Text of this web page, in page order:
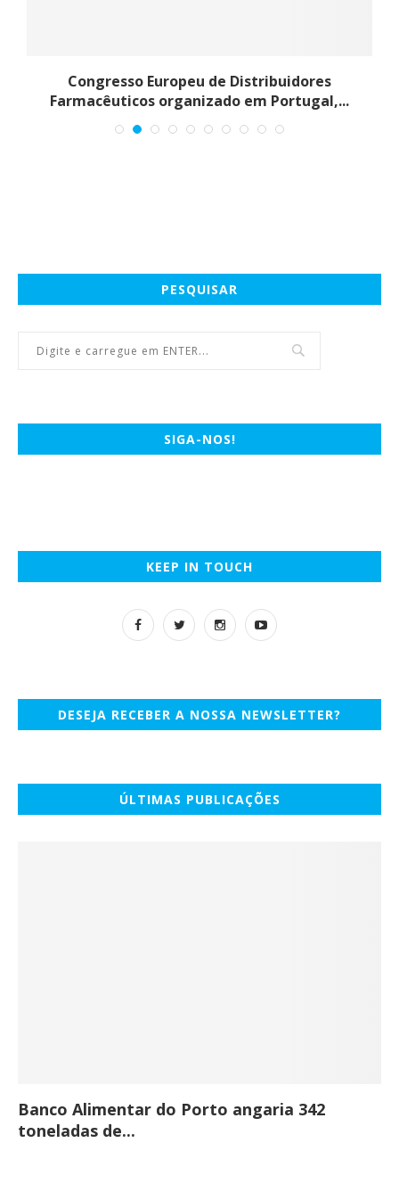
Congresso Europeu de Distribuidores
Farmacêuticos organizado em Portugal,...
PESQUISAR
SIGA-NOS!
KEEP IN TOUCH
DESEJA RECEBER A NOSSA NEWSLETTER?
ÚLTIMAS PUBLICAÇÕES
Banco Alimentar do Porto angaria 342
toneladas de...